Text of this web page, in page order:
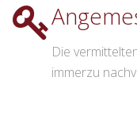
Die
immerzu